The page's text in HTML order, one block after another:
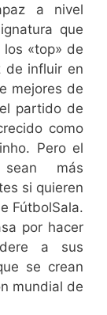
a nivel
que
«top» de
de influir en
mejores de
partido de
como
Pero el
más
si quieren
FútbolSala.
por hacer
a sus
se crean
mundial de